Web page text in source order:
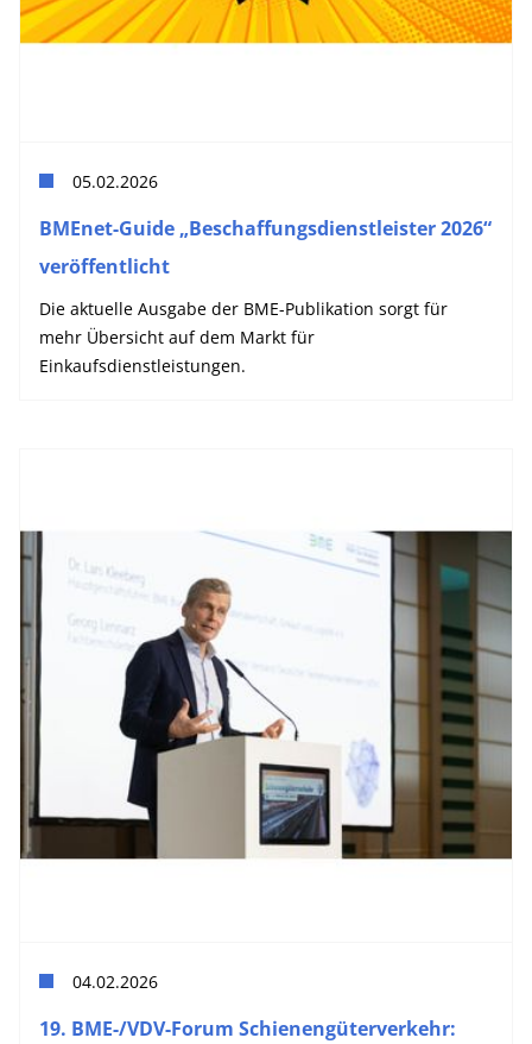
05.02.2026
BMEnet-Guide „Beschaffungsdienstleister 2026“
veröffentlicht
Die aktuelle Ausgabe der BME-Publikation sorgt für
mehr Übersicht auf dem Markt für
Einkaufsdienstleistungen.
04.02.2026
19. BME-/VDV-Forum Schienengüterverkehr: